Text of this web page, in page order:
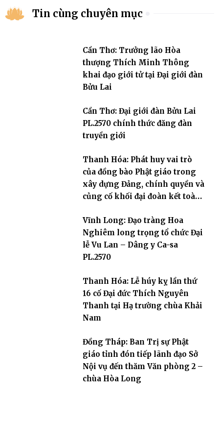
Tin cùng chuyên mục
Cần Thơ: Trưởng lão Hòa
thượng Thích Minh Thông
khai đạo giới tử tại Đại giới đàn
Bửu Lai
Cần Thơ: Đại giới đàn Bửu Lai
PL.2570 chính thức đăng đàn
truyền giới
Thanh Hóa: Phát huy vai trò
của đồng bào Phật giáo trong
xây dựng Đảng, chính quyền và
củng cố khối đại đoàn kết toàn
Vĩnh Long: Đạo tràng Hoa
Nghiêm long trọng tổ chức Đại
lễ Vu Lan – Dâng y Ca-sa
PL.2570
Thanh Hóa: Lễ húy kỵ lần thứ
16 cố Đại đức Thích Nguyên
Thanh tại Hạ trường chùa Khải
Nam
Đồng Tháp: Ban Trị sự Phật
giáo tỉnh đón tiếp lãnh đạo Sở
Nội vụ đến thăm Văn phòng 2 –
chùa Hòa Long